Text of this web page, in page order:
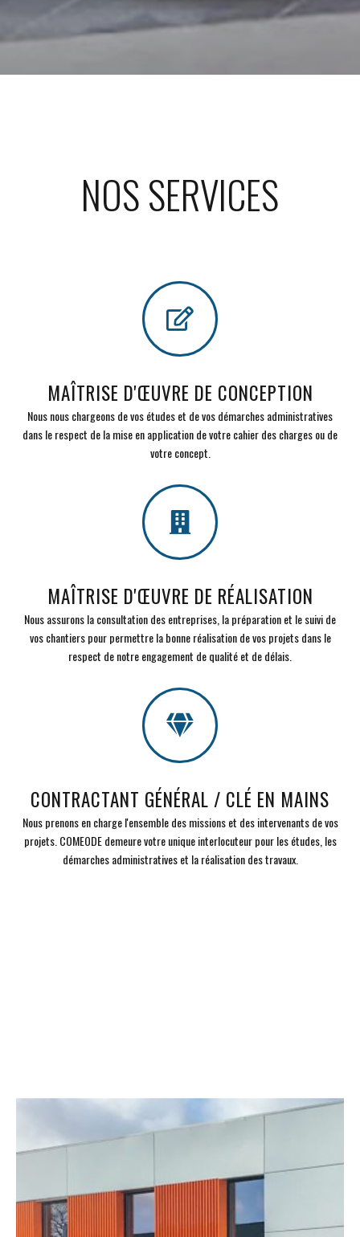
NOS SERVICES
MAÎTRISE D'ŒUVRE DE CONCEPTION
Nous nous chargeons de vos études et de vos démarches administratives
dans le respect de la mise en application de votre cahier des charges ou de
votre concept.
MAÎTRISE D'ŒUVRE DE RÉALISATION
Nous assurons la consultation des entreprises, la préparation et le suivi de
vos chantiers pour permettre la bonne réalisation de vos projets dans le
respect de notre engagement de qualité et de délais.
CONTRACTANT GÉNÉRAL / CLÉ EN MAINS
Nous prenons en charge l'ensemble des missions et des intervenants de vos
projets. COMEODE demeure votre unique interlocuteur pour les études, les
démarches administratives et la réalisation des travaux.